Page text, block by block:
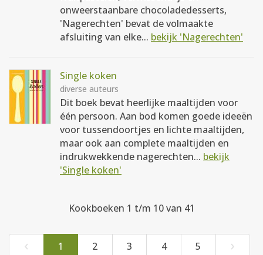
onweerstaanbare chocoladedesserts,
'Nagerechten' bevat de volmaakte
afsluiting van elke... bekijk 'Nagerechten'
Single koken
diverse auteurs
Dit boek bevat heerlijke maaltijden voor
één persoon. Aan bod komen goede ideeën
voor tussendoortjes en lichte maaltijden,
maar ook aan complete maaltijden en
indrukwekkende nagerechten... bekijk
'Single koken'
Kookboeken 1 t/m 10 van 41
‹ 1 2 3 4 5 ›